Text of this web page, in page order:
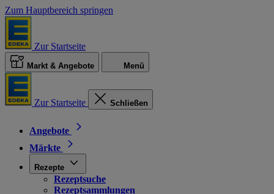
Zum Hauptbereich springen
Zur Startseite
Markt & Angebote Menü
Zur Startseite Schließen
Angebote
Märkte
Rezepte
Rezeptsuche
Rezeptsammlungen